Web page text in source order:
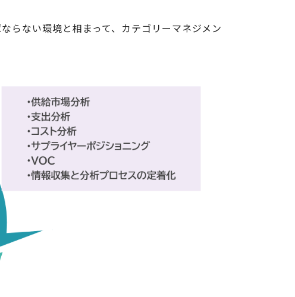
らない環境と相まって、カテゴリーマネジメン